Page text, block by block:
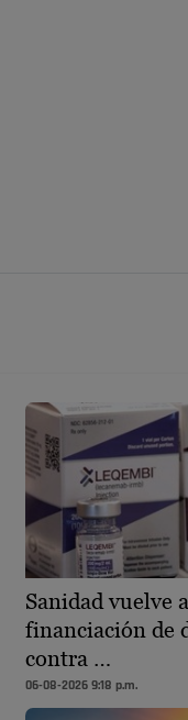
Sanidad vuelve
financiación de
contra …
06-08-2026 9:18 p.m.